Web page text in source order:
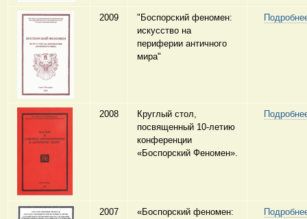
2009
"Боспорский феномен:
искусство на
периферии античного
мира"
2008
Круглый стол,
посвященный 10-летию
конференции
«Боспорский Феномен».
2007
«Боспорский феномен: